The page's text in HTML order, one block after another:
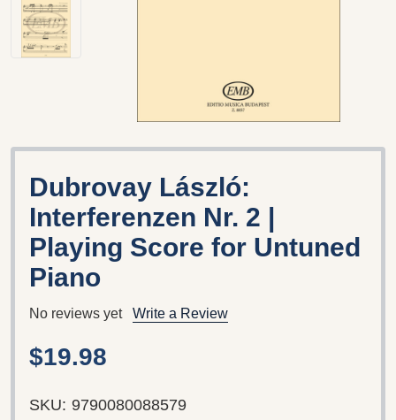
Dubrovay László:
Interferenzen Nr. 2 |
Playing Score for Untuned
Piano
No reviews yet Write a Review
$19.98
SKU: 9790080088579